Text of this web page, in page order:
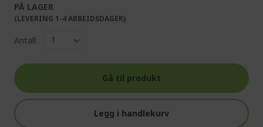
PÅ LAGER
(LEVERING 1-4 ARBEIDSDAGER)
Antall:
Gå til produkt
Legg i handlekurv